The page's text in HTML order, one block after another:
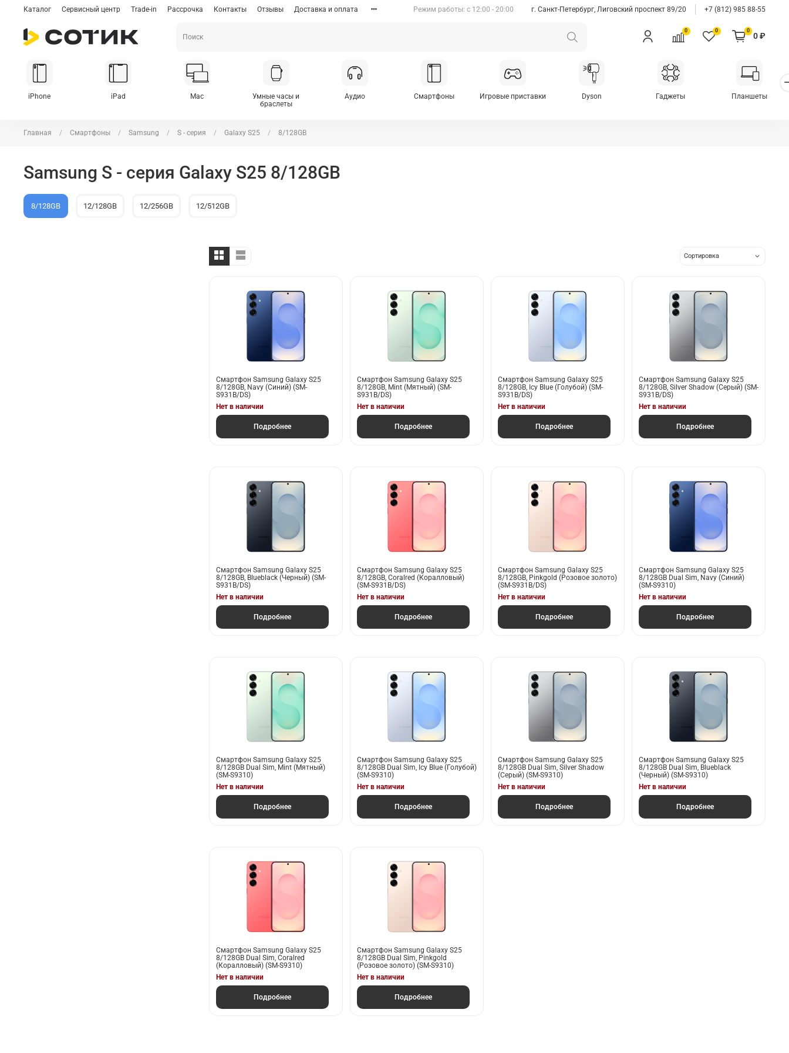
Каталог Сервисный центр Trade-in Рассрочка Контакты Отзывы Доставка и оплата Режим работы: c 12:00 - 20:00 г. Санкт-Петербург, Лиговский проспект 89/20 +7 (812) 985 88-55
0 0 0
0 ₽
iPhone iPad Mac
Умные часы и
браслеты
Аудио Смартфоны Игровые приставки Dyson Гаджеты Планшеты
Главная Смартфоны Samsung S - серия Galaxy S25 8/128GB
Samsung S - серия Galaxy S25 8/128GB
8/128GB 12/128GB 12/256GB 12/512GB
Смартфон Samsung Galaxy S25
8/128GB, Navy (Синий) (SM-
S931B/DS)
Нет в наличии
Подробнее
Смартфон Samsung Galaxy S25
8/128GB, Mint (Мятный) (SM-
S931B/DS)
Нет в наличии
Подробнее
Смартфон Samsung Galaxy S25
8/128GB, Icy Blue (Голубой) (SM-
S931B/DS)
Нет в наличии
Подробнее
Смартфон Samsung Galaxy S25
8/128GB, Silver Shadow (Серый) (SM-
S931B/DS)
Нет в наличии
Подробнее
Смартфон Samsung Galaxy S25
8/128GB, Blueblack (Черный) (SM-
S931B/DS)
Нет в наличии
Подробнее
Смартфон Samsung Galaxy S25
8/128GB, Coralred (Коралловый)
(SM-S931B/DS)
Нет в наличии
Подробнее
Смартфон Samsung Galaxy S25
8/128GB, Pinkgold (Розовое золото)
(SM-S931B/DS)
Нет в наличии
Подробнее
Смартфон Samsung Galaxy S25
8/128GB Dual Sim, Navy (Синий)
(SM-S9310)
Нет в наличии
Подробнее
Смартфон Samsung Galaxy S25
8/128GB Dual Sim, Mint (Мятный)
(SM-S9310)
Нет в наличии
Подробнее
Смартфон Samsung Galaxy S25
8/128GB Dual Sim, Icy Blue (Голубой)
(SM-S9310)
Нет в наличии
Подробнее
Смартфон Samsung Galaxy S25
8/128GB Dual Sim, Silver Shadow
(Серый) (SM-S9310)
Нет в наличии
Подробнее
Смартфон Samsung Galaxy S25
8/128GB Dual Sim, Blueblack
(Черный) (SM-S9310)
Нет в наличии
Подробнее
Смартфон Samsung Galaxy S25
8/128GB Dual Sim, Coralred
(Коралловый) (SM-S9310)
Нет в наличии
Подробнее
Смартфон Samsung Galaxy S25
8/128GB Dual Sim, Pinkgold
(Розовое золото) (SM-S9310)
Нет в наличии
Подробнее